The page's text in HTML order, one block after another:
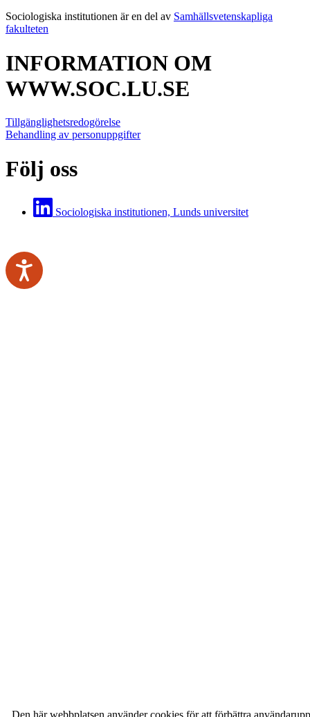
Den här webbplatsen använder cookies för att förbättra
Sociologiska institutionen är en del av Samhällsvetenskapliga
fakulteten
INFORMATION OM
WWW.SOC.LU.SE
Tillgänglighetsredogörelse
Behandling av personuppgifter
Följ oss
Sociologiska institutionen, Lunds universitet